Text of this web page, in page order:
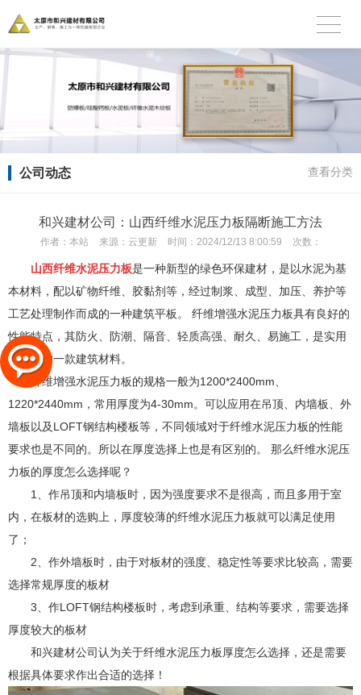
公司动态 查看分类
和兴建材公司：山西纤维水泥压力板隔断施工方法
作者： 本站 来源： 云更新 时间： 2024/12/13 8:00:59 次数：
山西纤维水泥压力板是一种新型的绿色环保建材，是以水泥为基
本材料，配以矿物纤维、胶黏剂等，经过制浆、成型、加压、养护等
工艺处理制作而成的一种建筑平板。 纤维增强水泥压力板具有良好的
性能特点，其防火、防潮、隔音、轻质高强、耐久、易施工，是实用
性较强的一款建筑材料。
纤维增强水泥压力板的规格一般为1200*2400mm、
1220*2440mm，常用厚度为4-30mm。可以应用在吊顶、内墙板、外
墙板以及LOFT钢结构楼板等，不同领域对于纤维水泥压力板的性能
要求也是不同的。所以在厚度选择上也是有区别的。 那么纤维水泥压
力板的厚度怎么选择呢？
1、作吊顶和内墙板时，因为强度要求不是很高，而且多用于室
内，在板材的选购上，厚度较薄的纤维水泥压力板就可以满足使用
了；
2、作外墙板时，由于对板材的强度、稳定性等要求比较高，需要
选择常规厚度的板材
3、作LOFT钢结构楼板时，考虑到承重、结构等要求，需要选择
厚度较大的板材
和兴建材公司认为关于纤维水泥压力板厚度怎么选择，还是需要
根据具体要求作出合适的选择！